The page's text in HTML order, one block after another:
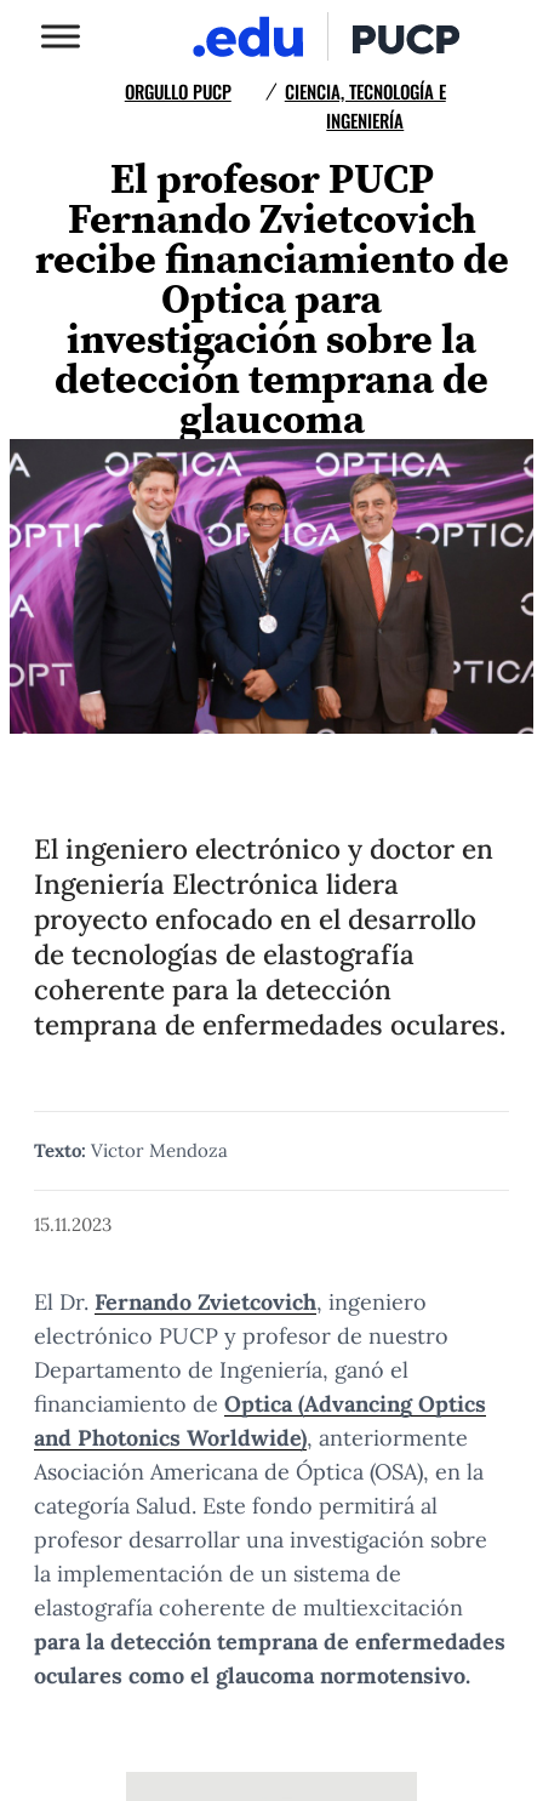
ORGULLO PUCP / CIENCIA, TECNOLOGÍA E
INGENIERÍA
El profesor PUCP
Fernando Zvietcovich
recibe financiamiento de
Optica para
investigación sobre la
detección temprana de
glaucoma
El ingeniero electrónico y doctor en
Ingeniería Electrónica lidera
proyecto enfocado en el desarrollo
de tecnologías de elastografía
coherente para la detección
temprana de enfermedades oculares.
Texto: Victor Mendoza
15.11.2023
El Dr. Fernando Zvietcovich, ingeniero
electrónico PUCP y profesor de nuestro
Departamento de Ingeniería, ganó el
financiamiento de Optica (Advancing Optics
and Photonics Worldwide), anteriormente
Asociación Americana de Óptica (OSA), en la
categoría Salud. Este fondo permitirá al
profesor desarrollar una investigación sobre
la implementación de un sistema de
elastografía coherente de multiexcitación
para la detección temprana de enfermedades
oculares como el glaucoma normotensivo.